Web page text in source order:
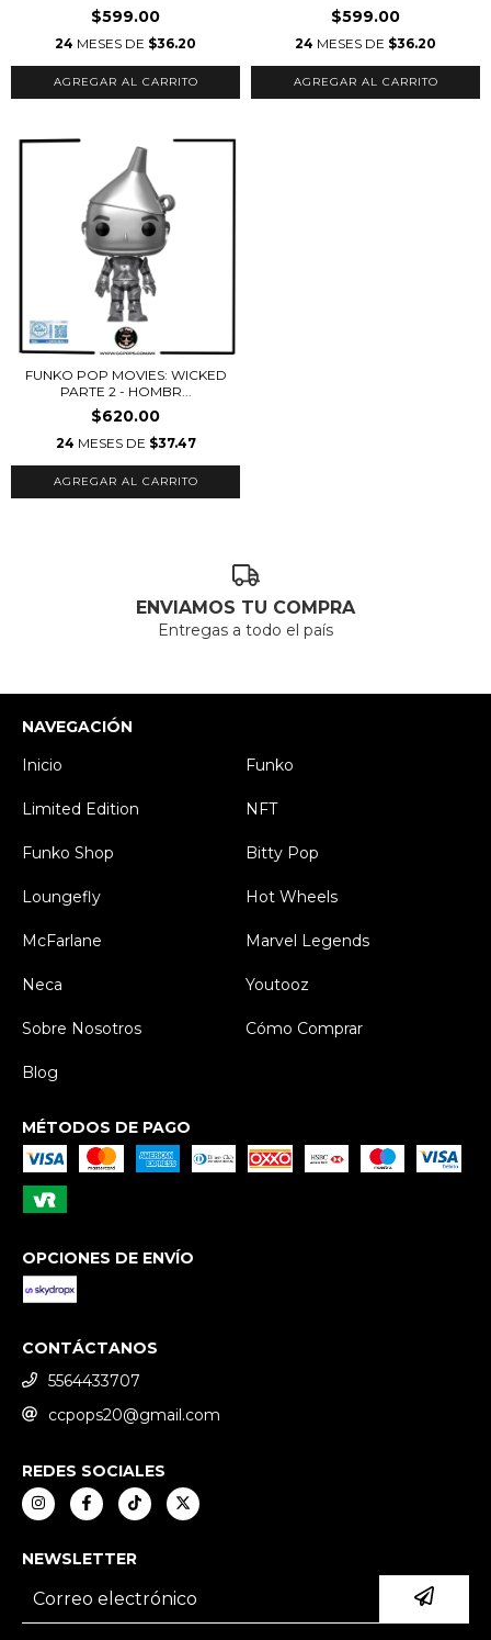
$599.00
24 MESES DE $36.20
$599.00
24 MESES DE $36.20
FUNKO POP MOVIES: WICKED
PARTE 2 - HOMBR...
$620.00
24 MESES DE $37.47
ENVIAMOS TU COMPRA
Entregas a todo el país
NAVEGACIÓN
Inicio
Funko
Limited Edition NFT
Funko Shop Bitty Pop
Loungefly Hot Wheels
McFarlane Marvel Legends
Neca Youtooz
Sobre Nosotros Cómo Comprar
Blog
MÉTODOS DE PAGO
OPCIONES DE ENVÍO
CONTÁCTANOS
5564433707
ccpops20@gmail.com
REDES SOCIALES
NEWSLETTER